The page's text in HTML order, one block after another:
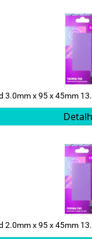
3.0mm x 95 x 45mm
2.0mm x 95 x 45mm